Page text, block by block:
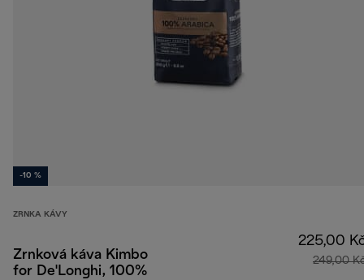
-10 %
ZRNKA KÁVY
Zrnková káva Kimbo
for De'Longhi, 100%
225,00
249,00